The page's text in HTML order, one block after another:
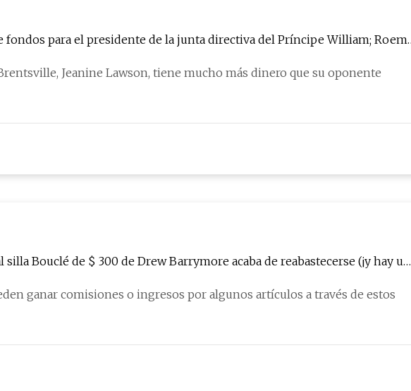
para el presidente de la junta directiva del Príncipe William; Roem
el Senado
Jeanine Lawson, tiene mucho más dinero que su oponente
silla Bouclé de $ 300 de Drew Barrymore acaba de reabastecerse (¡y hay un
ganar comisiones o ingresos por algunos artículos a través de estos